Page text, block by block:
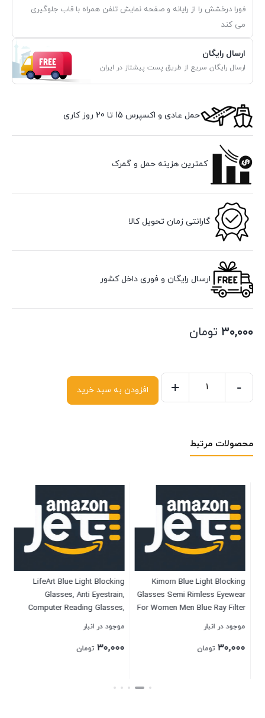
فورا درخشش را از رایانه و صفحه نمایش تلفن همراه با قاب جلوگیری
می کند
ارسال رایگان
ارسال رایگان سریع از طریق پست پیشتاز در ایران
حمل عادی و اکسپرس 15 تا 20 روز کاری
کمترین هزینه حمل و گمرک
گارانتی زمان تحویل کالا
ارسال رایگان و فوری داخل کشور
۳۰,۰۰۰ تومان
-
+ افزودن به سبد خرید
محصولات مرتبط
Kimorn Blue Light Blocking
Glasses Semi Rimless Eyewear
For Women Men Blue Ray Filter
موجود در انبار
۳۰,۰۰۰ تومان
LifeArt Blue Light Blocking
Glasses, Anti Eyestrain,
Computer Reading Glasses,
Magnification)
موجود در انبار
۳۰,۰۰۰ تومان
بستن